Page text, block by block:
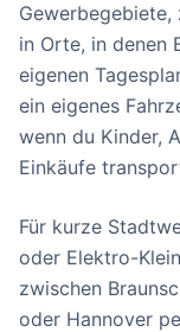
in Orte, in denen
eigenen
ein eigenes
wenn du Kinder,
Einkäufe
Für kurze
oder Elektro-
zwischen
oder Hannover